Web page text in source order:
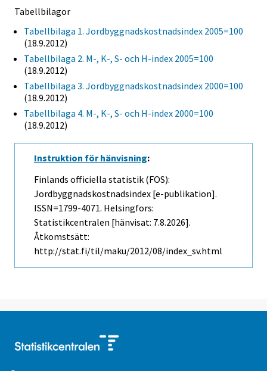
Tabellbilagor
Tabellbilaga 1. Jordbyggnadskostnadsindex 2005=100
(18.9.2012)
Tabellbilaga 2. M-, K-, S- och H-index 2005=100
(18.9.2012)
Tabellbilaga 3. Jordbyggnadskostnadsindex 2000=100
(18.9.2012)
Tabellbilaga 4. M-, K-, S- och H-index 2000=100
(18.9.2012)
Instruktion för hänvisning:
Finlands officiella statistik (FOS):
Jordbyggnadskostnadsindex [e-publikation].
ISSN=1799-4071. Helsingfors:
Statistikcentralen [hänvisat: 7.8.2026].
Åtkomstsätt:
http://stat.fi/til/maku/2012/08/index_sv.html